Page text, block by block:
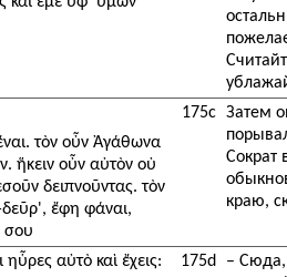
τὸν οὖν Ἀγάθωνα
ἥκειν οὖν αὐτὸν οὐ
δειπνοῦντας. τὸν
ἔφη φάναι,
σου
αὐτὸ καὶ ἔχεις:
175c
175d
Затем
Сократ
краю,
– Сюда,